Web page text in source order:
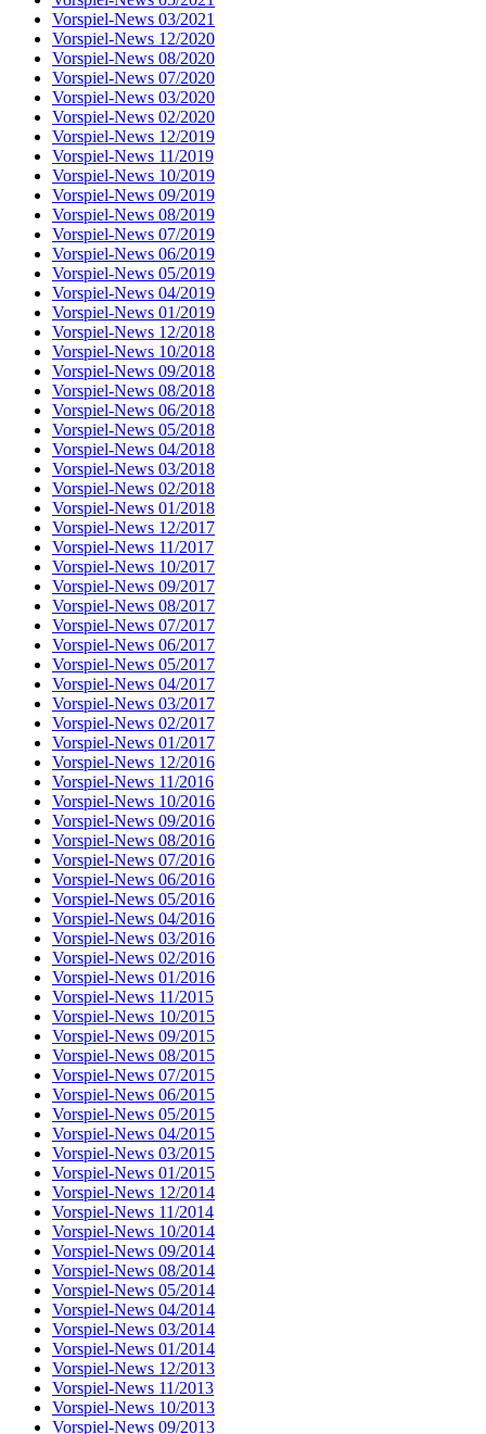
Vorspiel-News 03/2021
Vorspiel-News 12/2020
Vorspiel-News 08/2020
Vorspiel-News 07/2020
Vorspiel-News 03/2020
Vorspiel-News 02/2020
Vorspiel-News 12/2019
Vorspiel-News 11/2019
Vorspiel-News 10/2019
Vorspiel-News 09/2019
Vorspiel-News 08/2019
Vorspiel-News 07/2019
Vorspiel-News 06/2019
Vorspiel-News 05/2019
Vorspiel-News 04/2019
Vorspiel-News 01/2019
Vorspiel-News 12/2018
Vorspiel-News 10/2018
Vorspiel-News 09/2018
Vorspiel-News 08/2018
Vorspiel-News 06/2018
Vorspiel-News 05/2018
Vorspiel-News 04/2018
Vorspiel-News 03/2018
Vorspiel-News 02/2018
Vorspiel-News 01/2018
Vorspiel-News 12/2017
Vorspiel-News 11/2017
Vorspiel-News 10/2017
Vorspiel-News 09/2017
Vorspiel-News 08/2017
Vorspiel-News 07/2017
Vorspiel-News 06/2017
Vorspiel-News 05/2017
Vorspiel-News 04/2017
Vorspiel-News 03/2017
Vorspiel-News 02/2017
Vorspiel-News 01/2017
Vorspiel-News 12/2016
Vorspiel-News 11/2016
Vorspiel-News 10/2016
Vorspiel-News 09/2016
Vorspiel-News 08/2016
Vorspiel-News 07/2016
Vorspiel-News 06/2016
Vorspiel-News 05/2016
Vorspiel-News 04/2016
Vorspiel-News 03/2016
Vorspiel-News 02/2016
Vorspiel-News 01/2016
Vorspiel-News 11/2015
Vorspiel-News 10/2015
Vorspiel-News 09/2015
Vorspiel-News 08/2015
Vorspiel-News 07/2015
Vorspiel-News 06/2015
Vorspiel-News 05/2015
Vorspiel-News 04/2015
Vorspiel-News 03/2015
Vorspiel-News 01/2015
Vorspiel-News 12/2014
Vorspiel-News 11/2014
Vorspiel-News 10/2014
Vorspiel-News 09/2014
Vorspiel-News 08/2014
Vorspiel-News 05/2014
Vorspiel-News 04/2014
Vorspiel-News 03/2014
Vorspiel-News 01/2014
Vorspiel-News 12/2013
Vorspiel-News 11/2013
Vorspiel-News 10/2013
Vorspiel-News 09/2013